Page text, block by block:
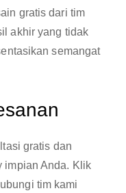
gratis dari tim
akhir yang tidak
semangat
gratis dan
impian Anda. Klik
tim kami